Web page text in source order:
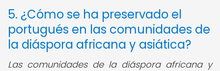
5. ¿Cómo se ha preservado el
portugués en las comunidades de
la diáspora africana y asiática?
Las comunidades de la diáspora africana y